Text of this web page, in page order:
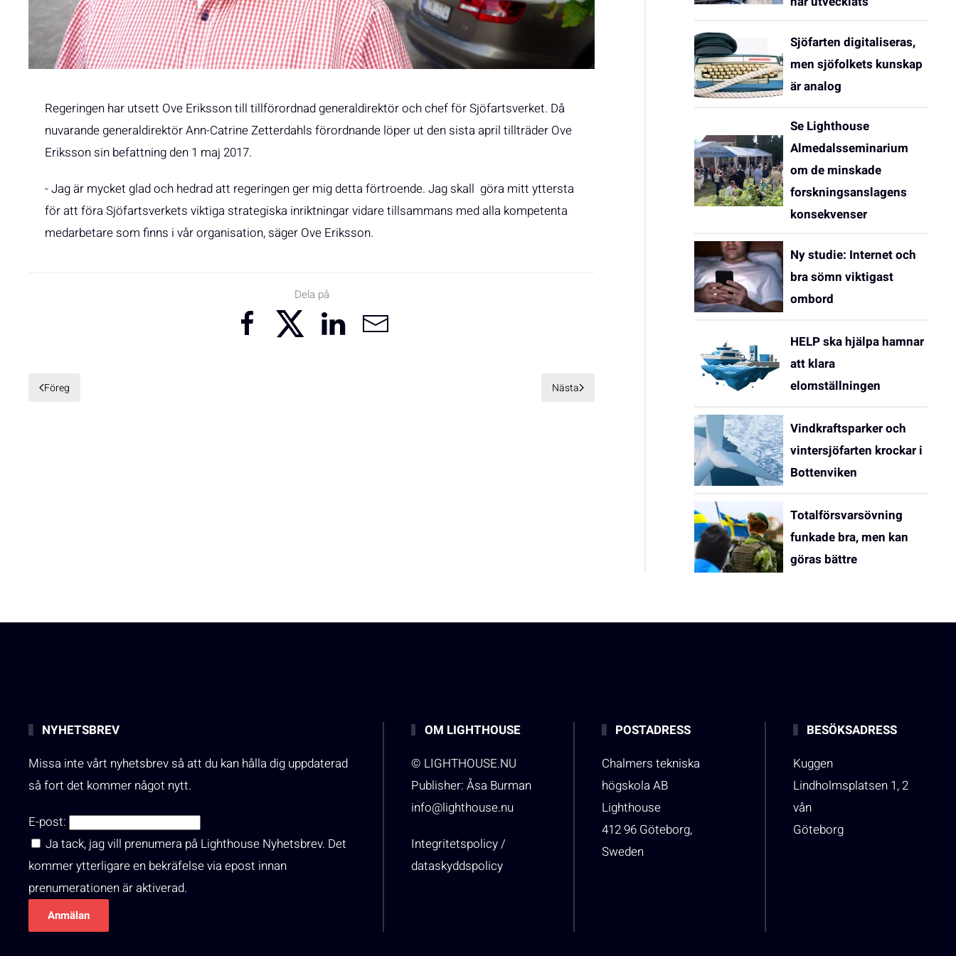
Regeringen har utsett Ove Eriksson till tillförordnad generaldirektör och chef för Sjöfartsverket. Då
nuvarande generaldirektör Ann-Catrine Zetterdahls förordnande löper ut den sista april tillträder Ove
Eriksson sin befattning den 1 maj 2017.
- Jag är mycket glad och hedrad att regeringen ger mig detta förtroende. Jag skall göra mitt yttersta
för att föra Sjöfartsverkets viktiga strategiska inriktningar vidare tillsammans med alla kompetenta
medarbetare som finns i vår organisation, säger Ove Eriksson.
Dela på
Föreg Nästa
Sjöfarten digitaliseras,
men sjöfolkets kunskap
är analog
Se Lighthouse
Almedalsseminarium
om de minskade
forskningsanslagens
konsekvenser
Ny studie: Internet och
bra sömn viktigast
ombord
HELP ska hjälpa hamnar
att klara
elomställningen
Vindkraftsparker och
vintersjöfarten krockar i
Bottenviken
Totalförsvarsövning
funkade bra, men kan
göras bättre
NYHETSBREV
Missa inte vårt nyhetsbrev så att du kan hålla dig uppdaterad
så fort det kommer något nytt.
E-post:
Ja tack, jag vill prenumera på Lighthouse Nyhetsbrev. Det
kommer ytterligare en bekräfelse via epost innan
prenumerationen är aktiverad.
OM LIGHTHOUSE
© LIGHTHOUSE.NU
Publisher: Åsa Burman
info@lighthouse.nu
Integritetspolicy /
dataskyddspolicy
POSTADRESS
Chalmers tekniska
högskola AB
Lighthouse
412 96 Göteborg,
Sweden
BESÖKSADRESS
Kuggen
Lindholmsplatsen 1, 2
vån
Göteborg